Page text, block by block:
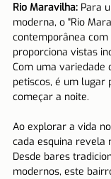
Rio Maravilha: Para
moderna, o "Rio
contemporânea
proporciona vistas
Com uma variedade
petiscos, é um lugar
começar a noite.
Ao explorar a vida
cada esquina revela
Desde bares
modernos, este